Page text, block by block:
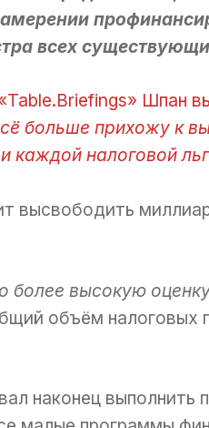
всех
Шпан
больше прихожу к
каждой налоговой
высвободить
более высокую
объём налоговых
наконец выполнить